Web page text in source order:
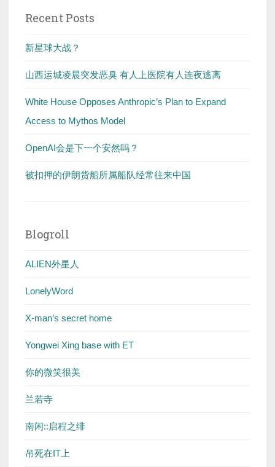
Recent Posts
新星球大战？
山西运城凌晨突发恶臭 有人上医院有人连夜逃离
White House Opposes Anthropic’s Plan to Expand
Access to Mythos Model
OpenAI会是下一个安然吗？
被扣押的伊朗货船所属船队经常往来中国
Blogroll
ALIEN外星人
LonelyWord
X-man’s secret home
Yongwei Xing base with ET
你的微笑很美
兰若寺
南闲::启程之绯
吊死在IT上